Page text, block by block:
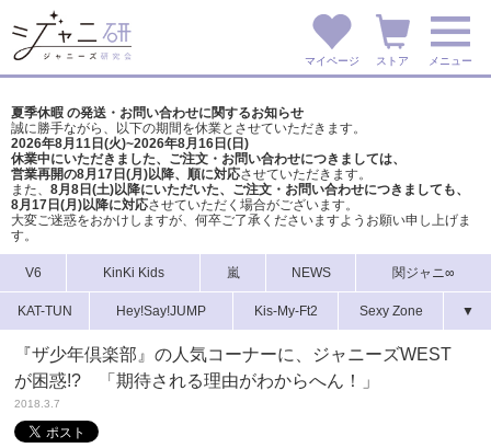
マイページ ストア メニュー
夏季休暇 の発送・お問い合わせに関するお知らせ
誠に勝手ながら、以下の期間を休業とさせていただきます。
2026年8月11日(火)~2026年8月16日(日)
休業中にいただきました、ご注文・お問い合わせにつきましては、
営業再開の8月17日(月)以降、順に対応させていただきます。
また、 8月8日(土)以降にいただいた、ご注文・ お問い合わせにつきましても、
8月17日(月)以降に対応させていただく場合がございます。
大変ご迷惑をおかけしますが、 何卒ご了承くださいますようお願い申し上げま
す。
V6 KinKi Kids 嵐 NEWS 関ジャニ∞
KAT-TUN Hey!Say!JUMP Kis-My-Ft2 Sexy Zone ▼
『ザ少年倶楽部』の人気コーナーに、ジャニーズWEST
が困惑!? 「期待される理由がわからへん！」
2018.3.7